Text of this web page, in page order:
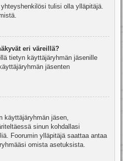
tulisi olla ylläpitäjä.
eri väreillä?
tietyn käyttäjäryhmän jäsenille
jäsenten
käyttäjäryhmän jäsen,
sinun kohdallasi
Foorumin ylläpitäjä saattaa antaa
omista asetuksista.